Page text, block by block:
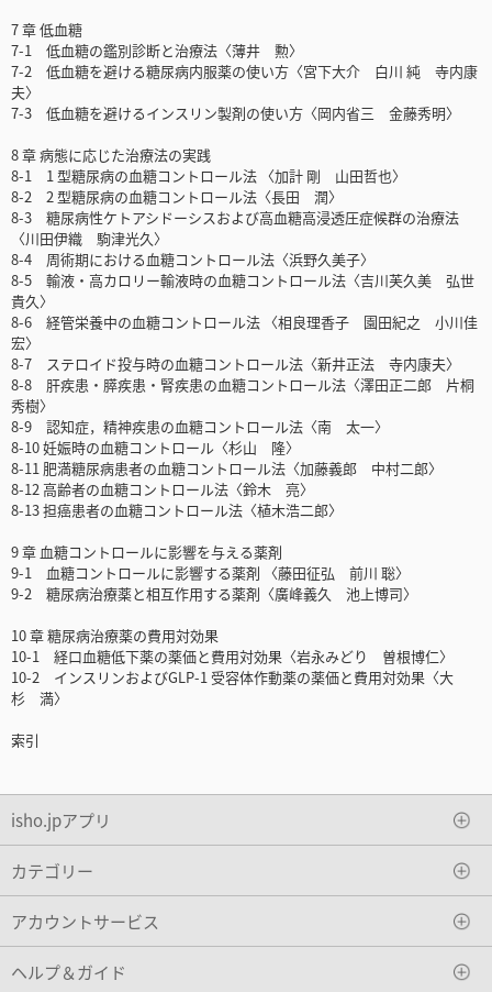
7 章 低血糖
7-1 低血糖の鑑別診断と治療法〈薄井 勲〉
7-2 低血糖を避ける糖尿病内服薬の使い方〈宮下大介 白川 純 寺内康
夫〉
7-3 低血糖を避けるインスリン製剤の使い方〈岡内省三 金藤秀明〉
8 章 病態に応じた治療法の実践
8-1 1 型糖尿病の血糖コントロール法 〈加計 剛 山田哲也〉
8-2 2 型糖尿病の血糖コントロール法〈長田 潤〉
8-3 糖尿病性ケトアシドーシスおよび高血糖高浸透圧症候群の治療法
〈川田伊織 駒津光久〉
8-4 周術期における血糖コントロール法〈浜野久美子〉
8-5 輸液・高カロリー輸液時の血糖コントロール法〈吉川芙久美 弘世
貴久〉
8-6 経管栄養中の血糖コントロール法 〈相良理香子 園田紀之 小川佳
宏〉
8-7 ステロイド投与時の血糖コントロール法〈新井正法 寺内康夫〉
8-8 肝疾患・膵疾患・腎疾患の血糖コントロール法〈澤田正二郎 片桐
秀樹〉
8-9 認知症，精神疾患の血糖コントロール法〈南 太一〉
8-10 妊娠時の血糖コントロール〈杉山 隆〉
8-11 肥満糖尿病患者の血糖コントロール法〈加藤義郎 中村二郎〉
8-12 高齢者の血糖コントロール法〈鈴木 亮〉
8-13 担癌患者の血糖コントロール法〈植木浩二郎〉
9 章 血糖コントロールに影響を与える薬剤
9-1 血糖コントロールに影響する薬剤 〈藤田征弘 前川 聡〉
9-2 糖尿病治療薬と相互作用する薬剤〈廣峰義久 池上博司〉
10 章 糖尿病治療薬の費用対効果
10-1 経口血糖低下薬の薬価と費用対効果〈岩永みどり 曽根博仁〉
10-2 インスリンおよびGLP-1 受容体作動薬の薬価と費用対効果〈大
杉 満〉
索引
isho.jpアプリ
カテゴリー
アカウントサービス
ヘルプ＆ガイド